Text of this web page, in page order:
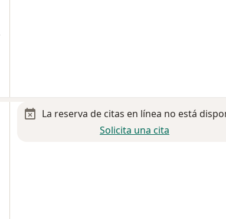
La reserva de citas en línea no está
Solicita una cita